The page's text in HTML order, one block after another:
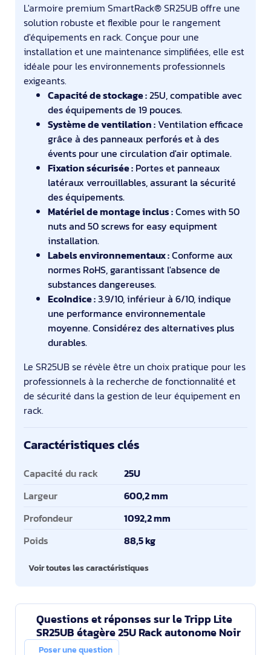
L'armoire premium SmartRack® SR25UB offre une
solution robuste et flexible pour le rangement
d'équipements en rack. Conçue pour une
installation et une maintenance simplifiées, elle est
idéale pour les environnements professionnels
exigeants.
Capacité de stockage :25U, compatible avec
des équipements de 19 pouces.
Système de ventilation :Ventilation efficace
grâce à des panneaux perforés et à des
évents pour une circulation d'air optimale.
Fixation sécurisée : Portes et panneaux
latéraux verrouillables, assurant la sécurité
des équipements.
Matériel de montage inclus :Comes with 50
nuts and 50 screws for easy equipment
installation.
Labels environnementaux :Conforme aux
normes RoHS, garantissant l'absence de
substances dangereuses.
EcoIndice :3.9/10, inférieur à 6/10, indique
une performance environnementale
moyenne. Considérez des alternatives plus
durables.
Le SR25UB se révèle être un choix pratique pour les
professionnels à la recherche de fonctionnalité et
de sécurité dans la gestion de leur équipement en
rack.
Caractéristiques clés
Caractéristiques clés
Capacité du rack
25U
Largeur
600,2 mm
Profondeur
1092,2 mm
Poids
88,5 kg
Voir toutes les caractéristiques
Questions et réponses sur le Tripp Lite
SR25UB étagère 25U Rack autonome Noir
Poser une question